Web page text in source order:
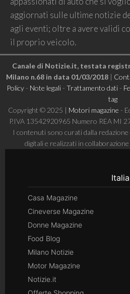
aggiornati sulle ultime notizie
agli eventi; oltre a avere validi
il proprio veicolo.
Canale di Notizie.it, testata
Milano n.68 in data 01/03/2018|
Policy- Note legali- Trattamento dati-
tag
Copyright © 2025 | Motori magazine -
P.IVA 13542920965 Numero REA MI
I contenuti sono curati dalla
digitali e realizzati in
Italia
Casa Magazine
Cineverse Magazine
Donne Magazine
Food Blog
Milano Notizie
Motor Magazine
Notizie.it